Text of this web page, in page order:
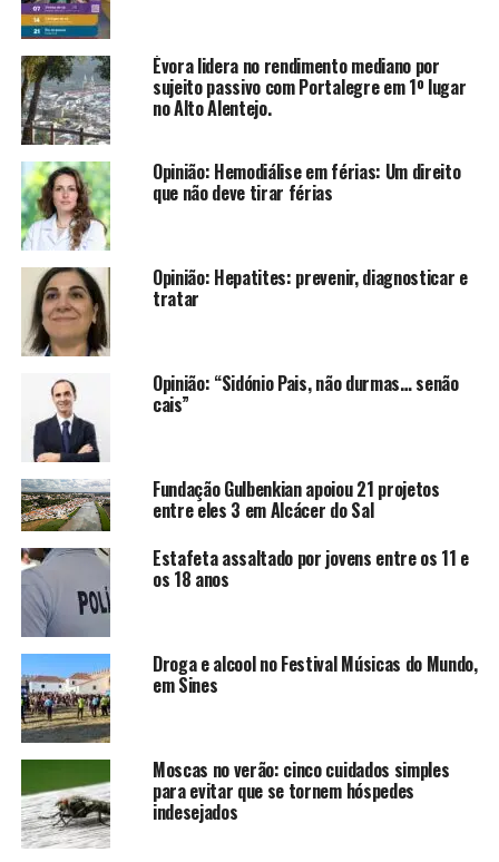
Évora lidera no rendimento mediano por
sujeito passivo com Portalegre em 1º lugar
no Alto Alentejo.
Opinião: Hemodiálise em férias: Um direito
que não deve tirar férias
Opinião: Hepatites: prevenir, diagnosticar e
tratar
Opinião: “Sidónio Pais, não durmas… senão
cais”
Fundação Gulbenkian apoiou 21 projetos
entre eles 3 em Alcácer do Sal
Estafeta assaltado por jovens entre os 11 e
os 18 anos
Droga e alcool no Festival Músicas do Mundo,
em Sines
Moscas no verão: cinco cuidados simples
para evitar que se tornem hóspedes
indesejados